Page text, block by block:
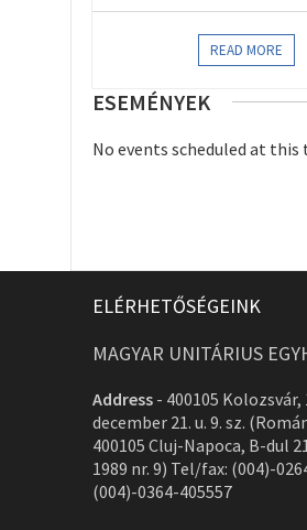
READ MORE
ESEMÉNYEK
No events scheduled at this
ELÉRHETŐSÉGEINK
MAGYAR UNITÁRIUS
Address - 400105 Kolozsvár,
december 21. u. 9. sz.
400105 Cluj-Napoca, B-dul
1989 nr. 9) Tel/fax: (004)-
(004)-0364-405557